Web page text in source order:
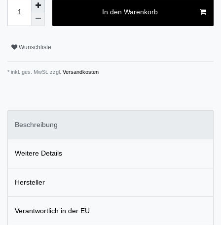
In den Warenkorb
Wunschliste
* inkl. ges. MwSt. zzgl. Versandkosten
Beschreibung
Weitere Details
Hersteller
Verantwortlich in der EU